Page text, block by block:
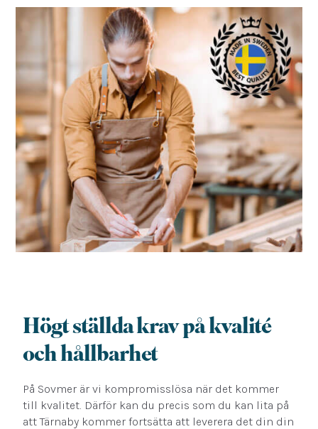
Högt ställda krav på kvalité
och hållbarhet
På Sovmer är vi kompromisslösa när det kommer
till kvalitet. Därför kan du precis som du kan lita på
att Tärnaby kommer fortsätta att leverera det din din